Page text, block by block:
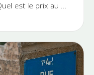
est le prix au m2